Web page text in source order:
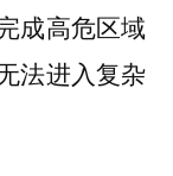
成高危区域
法进入复杂